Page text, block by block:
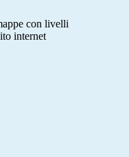
con livelli
internet